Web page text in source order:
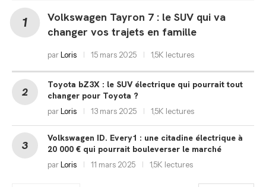
Volkswagen Tayron 7 : le SUV qui va
changer vos trajets en famille
parLoris 15 mars 2025 1,5K lectures
Toyota bZ3X : le SUV électrique qui pourrait tout
changer pour Toyota ?
parLoris 13 mars 2025 1,5K lectures
Volkswagen ID. Every1 : une citadine électrique à
20 000 € qui pourrait bouleverser le marché
parLoris 11 mars 2025 1,5K lectures